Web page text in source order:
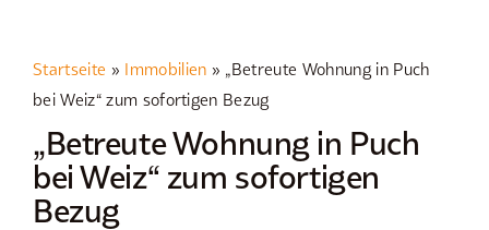
Startseite » Immobilien » „Betreute Wohnung in Puch
bei Weiz“ zum sofortigen Bezug
„Betreute Wohnung in Puch
bei Weiz“ zum sofortigen
Bezug